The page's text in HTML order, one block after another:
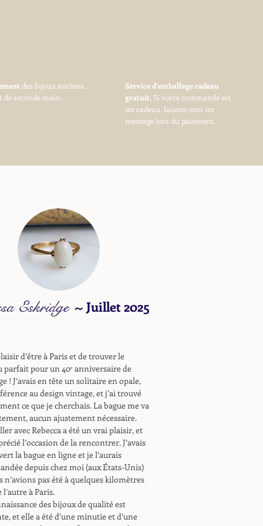
des bijoux anciens,
de seconde main.
Service d’emballage cadeau
gratuit. Si votre commande est
un cadeau, laissez-moi un
message lors du paiement.
Eskridge ~Juillet 2025
d’être à Paris et de trouver le
parfait pour un 40ᵉ anniversaire de
! J’avais en tête un solitaire en opale,
au design vintage, et j’ai trouvé
ce que je cherchais. La bague me va
aucun ajustement nécessaire.
avec Rebecca a été un vrai plaisir, et
l’occasion de la rencontrer. J’avais
la bague en ligne et je l’aurais
depuis chez moi (aux États-Unis)
n’avions pas été à quelques kilomètres
l’autre à Paris.
des bijoux de qualité est
et elle a été d’une minutie et d’une